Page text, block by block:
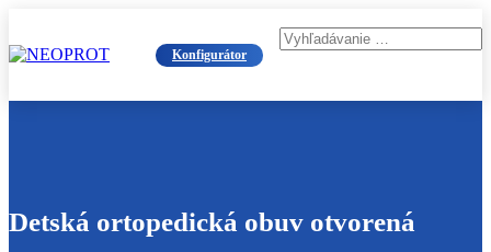
Konfigurátor
Detská ortopedická obuv otvorená